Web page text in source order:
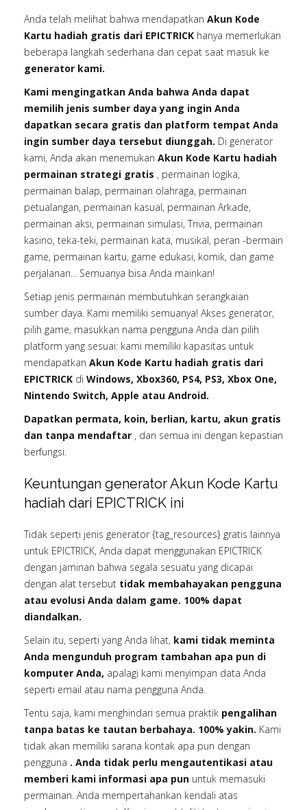
Anda telah melihat bahwa mendapatkan Akun Kode
Kartu hadiah gratis dari EPICTRICK hanya memerlukan
beberapa langkah sederhana dan cepat saat masuk ke
generator kami.
Kami mengingatkan Anda bahwa Anda dapat
memilih jenis sumber daya yang ingin Anda
dapatkan secara gratis dan platform tempat Anda
ingin sumber daya tersebut diunggah. Di generator
kami, Anda akan menemukan Akun Kode Kartu hadiah
permainan strategi gratis , permainan logika,
permainan balap, permainan olahraga, permainan
petualangan, permainan kasual, permainan Arkade,
permainan aksi, permainan simulasi, Trivia, permainan
kasino, teka-teki, permainan kata, musikal, peran -bermain
game, permainan kartu, game edukasi, komik, dan game
perjalanan... Semuanya bisa Anda mainkan!
Setiap jenis permainan membutuhkan serangkaian
sumber daya. Kami memiliki semuanya! Akses generator,
pilih game, masukkan nama pengguna Anda dan pilih
platform yang sesuai: kami memiliki kapasitas untuk
mendapatkan Akun Kode Kartu hadiah gratis dari
EPICTRICK di Windows, Xbox360, PS4, PS3, Xbox One,
Nintendo Switch, Apple atau Android.
Dapatkan permata, koin, berlian, kartu, akun gratis
dan tanpa mendaftar , dan semua ini dengan kepastian
berfungsi.
Keuntungan generator Akun Kode Kartu
hadiah dari EPICTRICK ini
Tidak seperti jenis generator {tag_resources} gratis lainnya
untuk EPICTRICK, Anda dapat menggunakan EPICTRICK
dengan jaminan bahwa segala sesuatu yang dicapai
dengan alat tersebut tidak membahayakan pengguna
atau evolusi Anda dalam game. 100% dapat
diandalkan.
Selain itu, seperti yang Anda lihat, kami tidak meminta
Anda mengunduh program tambahan apa pun di
komputer Anda, apalagi kami menyimpan data Anda
seperti email atau nama pengguna Anda.
Tentu saja, kami menghindari semua praktik pengalihan
tanpa batas ke tautan berbahaya. 100% yakin. Kami
tidak akan memiliki sarana kontak apa pun dengan
pengguna . Anda tidak perlu mengautentikasi atau
memberi kami informasi apa pun untuk memasuki
permainan. Anda mempertahankan kendali atas